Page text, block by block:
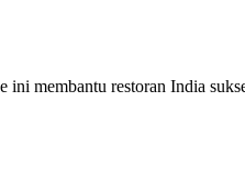
membantu restoran India